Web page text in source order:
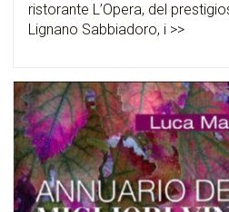
ristorante L’Opera, del
Lignano Sabbiadoro, i >>